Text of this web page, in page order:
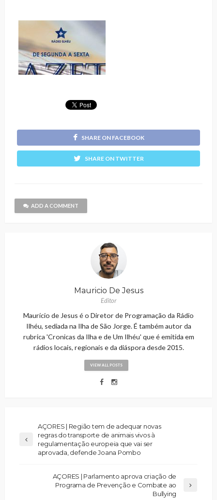
SHARE ON FACEBOOK
SHARE ON TWITTER
ADD A COMMENT
Mauricio De Jesus
Editor
Maurício de Jesus é o Diretor de Programação da Rádio
Ilhéu, sediada na Ilha de São Jorge. É também autor da
rubrica 'Cronicas da Ilha e de Um Ilhéu' que é emitida em
rádios locais, regionais e da diáspora desde 2015.
VIEW ALL POSTS
AÇORES | Região tem de adequar novas
regras do transporte de animais vivos à
regulamentação europeia que vai ser
aprovada, defende Joana Pombo
AÇORES | Parlamento aprova criação de
Programa de Prevenção e Combate ao
Bullying